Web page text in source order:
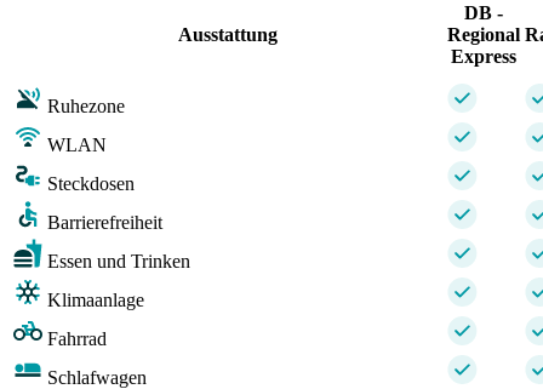
Ausstattung
DB -
Regional
Express
Ruhezone
WLAN
Steckdosen
Barrierefreiheit
Essen und Trinken
Klimaanlage
Fahrrad
Schlafwagen